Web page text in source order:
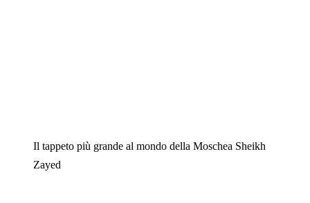
Il tappeto più grande al mondo della Moschea Sheikh
Zayed​